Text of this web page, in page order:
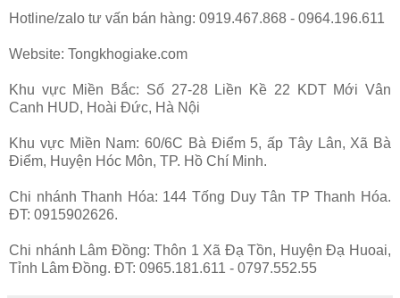
Hotline/zalo tư vấn bán hàng: 0919.467.868 - 0964.196.611
Website: Tongkhogiake.com
Khu vực Miền Bắc: Số 27-28 Liền Kề 22 KDT Mới Vân
Canh HUD, Hoài Đức, Hà Nội
Khu vực Miền Nam: 60/6C Bà Điểm 5, ấp Tây Lân, Xã Bà
Điểm, Huyện Hóc Môn, TP. Hồ Chí Minh.
Chi nhánh Thanh Hóa: 144 Tống Duy Tân TP Thanh Hóa.
ĐT: 0915902626.
Chi nhánh Lâm Đồng: Thôn 1 Xã Đạ Tồn, Huyện Đạ Huoai,
Tỉnh Lâm Đồng. ĐT: 0965.181.611 - 0797.552.55